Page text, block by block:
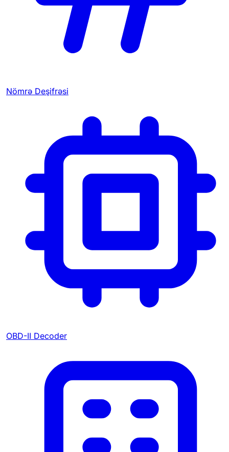
Nömrə Deşifrəsi
OBD-II Decoder